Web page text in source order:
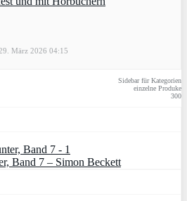
März 2026 04:15
Sidebar für Kategorien
einzelne Produke
300
Band 7 – Simon Beckett